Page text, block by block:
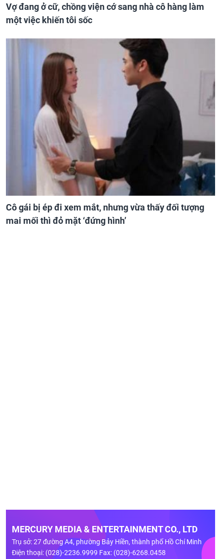
Vợ đang ở cữ, chồng viện cớ sang nhà cô hàng làm
một việc khiến tôi sốc
Cô gái bị ép đi xem mắt, nhưng vừa thấy đối tượng
mai mối thì đỏ mặt ‘đứng hình’
MERCURY MEDIA & ENTERTAINMENT CO., LTD
Trụ sở: 27 đường A4, phường Bảy Hiền, thành phố Hồ Chí Minh
Điện thoại: (028)-2236.9999 Fax: (028)-6268.0458